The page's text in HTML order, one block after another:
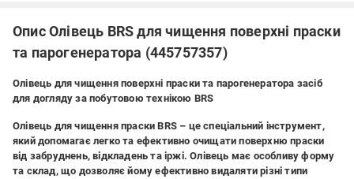
Опис Олівець BRS для чищення поверхні праски
та парогенератора (445757357)
Олівець для чищення поверхні праски та парогенератора засіб
для догляду за побутовою технікою BRS
Олівець для чищення праски BRS – це спеціальний інструмент,
який допомагає легко та ефективно очищати поверхню праски
від забруднень, відкладень та іржі. Олівець має особливу форму
та склад, що дозволяє йому ефективно видаляти різні типи